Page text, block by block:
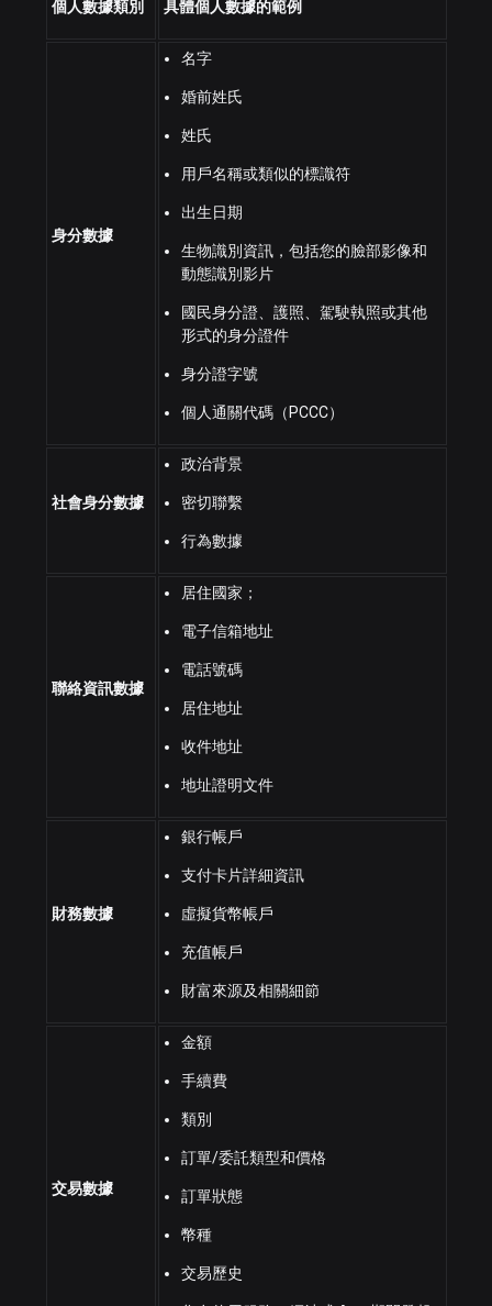
個人數據類別 具體個人數據的範例
身分數據
名字
婚前姓氏
姓氏
用戶名稱或類似的標識符
出生日期
生物識別資訊，包括您的臉部影像和
動態識別影片
國民身分證、護照、駕駛執照或其他
形式的身分證件
身分證字號
個人通關代碼（PCCC）
社會身分數據
政治背景
密切聯繫
行為數據
聯絡資訊數據
居住國家；
電子信箱地址
電話號碼
居住地址
收件地址
地址證明文件
財務數據
銀行帳戶
支付卡片詳細資訊
虛擬貨幣帳戶
充值帳戶
財富來源及相關細節
交易數據
金額
手續費
類別
訂單/委託類型和價格
訂單狀態
幣種
交易歷史